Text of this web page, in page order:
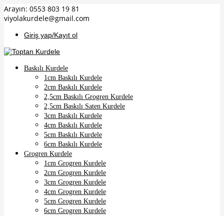
panel
panel
paketleri
Arayın: 0553 803 19 81
viyolakurdele@gmail.com
Giriş yap/Kayıt ol
Baskılı Kurdele
1cm Baskılı Kurdele
2cm Baskılı Kurdele
2,5cm Baskılı Grogren Kurdele
2,5cm Baskılı Saten Kurdele
3cm Baskılı Kurdele
4cm Baskılı Kurdele
5cm Baskılı Kurdele
6cm Baskılı Kurdele
Grogren Kurdele
1cm Grogren Kurdele
2cm Grogren Kurdele
3cm Grogren Kurdele
4cm Grogren Kurdele
5cm Grogren Kurdele
6cm Grogren Kurdele